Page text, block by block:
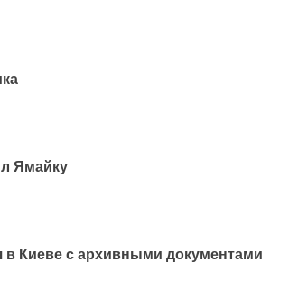
Ямайку
в Киеве с архивными документами